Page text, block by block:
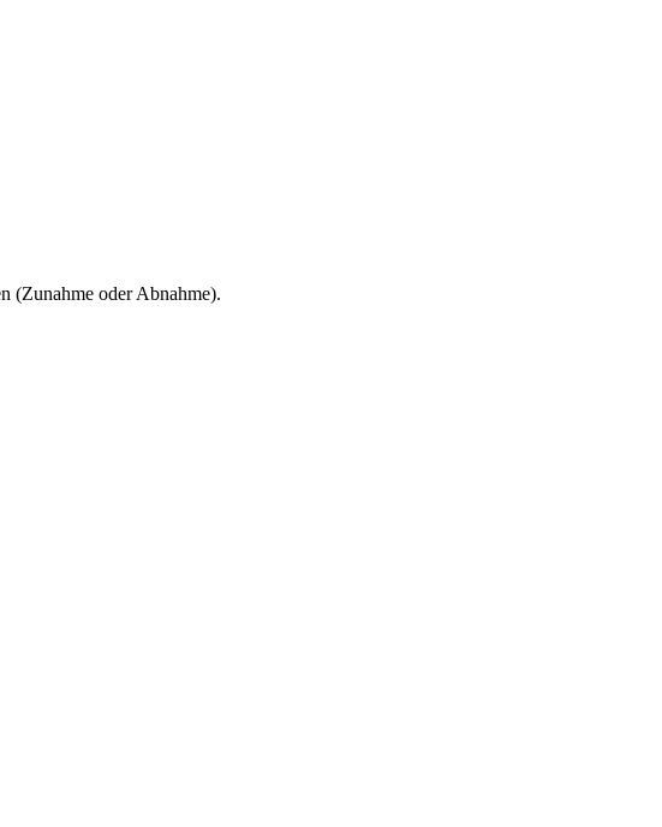
(Zunahme oder Abnahme).